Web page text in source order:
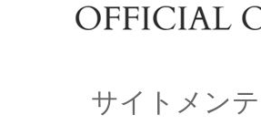
サイトメン